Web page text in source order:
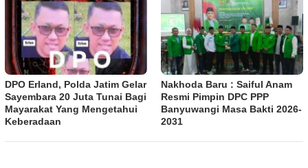
DPO Erland, Polda Jatim Gelar
Sayembara 20 Juta Tunai Bagi
Mayarakat Yang Mengetahui
Keberadaan
Nakhoda Baru : Saiful Anam
Resmi Pimpin DPC PPP
Banyuwangi Masa Bakti 2026-
2031